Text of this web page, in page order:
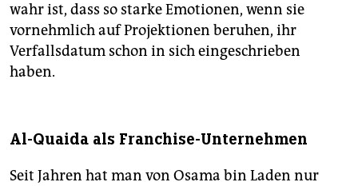
wahr ist, dass so starke Emotionen, wenn sie
vornehmlich auf Projektionen beruhen, ihr
Verfallsdatum schon in sich eingeschrieben
haben.
Al-Quaida als Franchise-Unternehmen
Seit Jahren hat man von Osama bin Laden nur